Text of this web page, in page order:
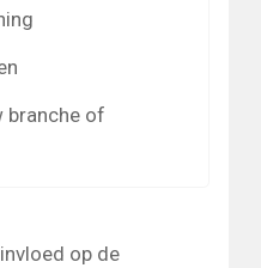
branche of
op de